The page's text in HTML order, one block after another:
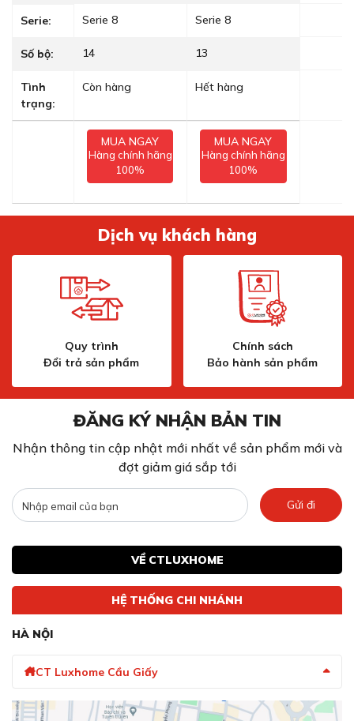
Serie: Serie 8 Serie 8
Số bộ: 14 13
Tình
trạng:
Còn hàng Hết hàng
MUA NGAY
Hàng chính hãng
100%
MUA NGAY
Hàng chính hãng
100%
Dịch vụ khách hàng
Quy trình
Đổi trả sản phẩm
Chính sách
Bảo hành sản phẩm
ĐĂNG KÝ NHẬN BẢN TIN
Nhận thông tin cập nhật mới nhất về sản phẩm mới và
đợt giảm giá sắp tới
Gửi đi
VỀ CTLUXHOME
HỆ THỐNG CHI NHÁNH
HÀ NỘI
CT Luxhome Cầu Giấy